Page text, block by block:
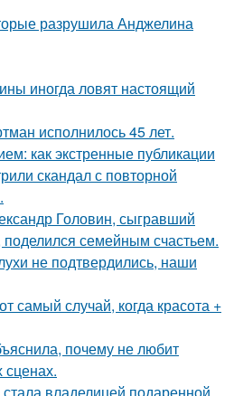
разрушила Анджелина
иногда ловят настоящий
исполнилось 45 лет.
как экстренные публикации
скандал с повторной
Головин, сыгравший
семейным счастьем.
не подтвердились, наши
самый случай, когда красота +
почему не любит
сценах.